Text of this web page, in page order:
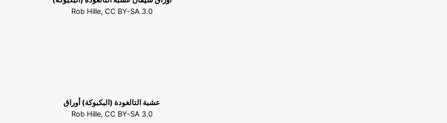
Rob Hille, CC BY-SA 3.0
عشبة التالغودة (البكبوكة) أوراق
Rob Hille, CC BY-SA 3.0